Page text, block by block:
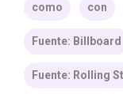
como con
Fuente: Billboard
Fuente: Rolling